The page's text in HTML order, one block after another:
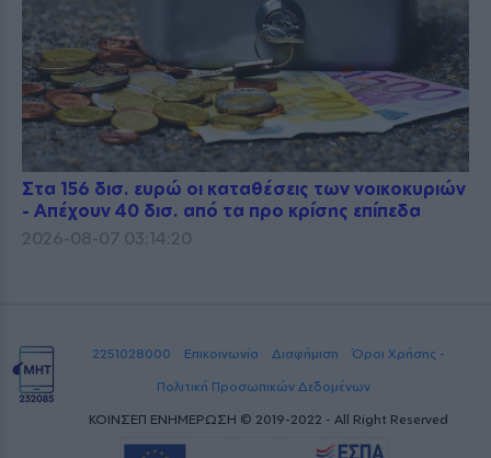
Στα 156 δισ. ευρώ οι καταθέσεις των νοικοκυριών
- Απέχουν 40 δισ. από τα προ κρίσης επίπεδα
2026-08-07 03:14:20
2251028000 Επικοινωνία Διαφήμιση
Όροι Χρήσης -
Πολιτική Προσωπικών Δεδομένων
ΚΟΙΝΣΕΠ ΕΝΗΜΕΡΩΣΗ © 2019-2022 - All Right Reserved